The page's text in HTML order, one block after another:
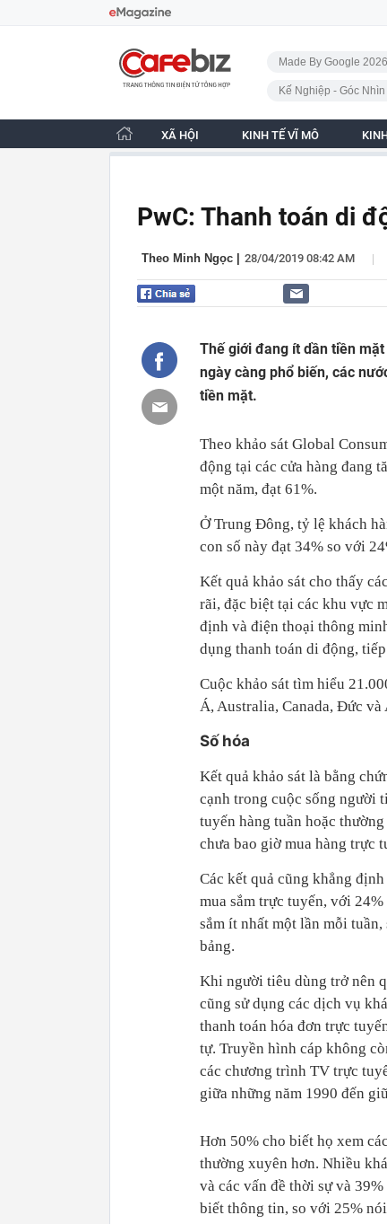
CafeBiz - Trang chủ
Made By Google 2026
Kế Nghiệp - Góc
XÃ HỘI KINH TẾ VĨ MÔ
PwC: Thanh toán di
Theo Minh Ngọc 28/04/2019 08:42 AM |
Thế giới đang ít dần tiền
ngày càng phổ biến, các
tiền mặt.
Theo khảo sát Global
động tại các cửa hàng đang
một năm, đạt 61%.
Ở Trung Đông, tỷ lệ khách
con số này đạt 34% so với
Kết quả khảo sát cho thấy
rãi, đặc biệt tại các khu vực
định và điện thoại thông
dụng thanh toán di động,
Cuộc khảo sát tìm hiểu
Á, Australia, Canada, Đức và
Số hóa
Kết quả khảo sát là bằng
cạnh trong cuộc sống người
tuyến hàng tuần hoặc
chưa bao giờ mua hàng trực
Các kết quả cũng khẳng
mua sắm trực tuyến, với
sắm ít nhất một lần mỗi
bảng.
Khi người tiêu dùng trở nên
cũng sử dụng các dịch vụ
thanh toán hóa đơn trực
tự. Truyền hình cáp không
các chương trình TV trực
giữa những năm 1990 đến
Hơn 50% cho biết họ xem
thường xuyên hơn. Nhiều
và các vấn đề thời sự và
biết thông tin, so với 25%